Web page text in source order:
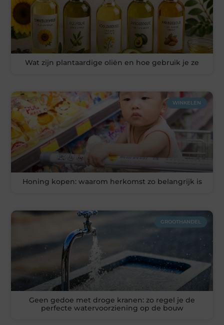
Wat zijn plantaardige oliën en hoe gebruik je ze
WINKELEN
Honing kopen: waarom herkomst zo belangrijk is
GROOTHANDEL
Geen gedoe met droge kranen: zo regel je de
perfecte watervoorziening op de bouw